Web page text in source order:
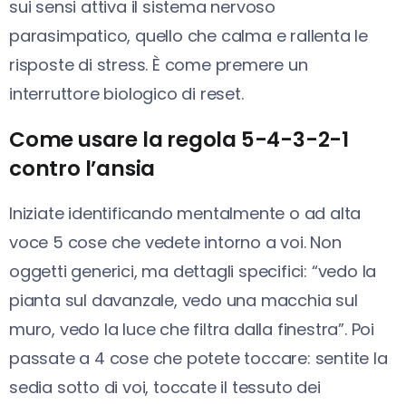
sui sensi attiva il sistema nervoso
parasimpatico, quello che calma e rallenta le
risposte di stress. È come premere un
interruttore biologico di reset.
Come usare la regola 5-4-3-2-1
contro l’ansia
Iniziate identificando mentalmente o ad alta
voce 5 cose che vedete intorno a voi. Non
oggetti generici, ma dettagli specifici: “vedo la
pianta sul davanzale, vedo una macchia sul
muro, vedo la luce che filtra dalla finestra”. Poi
passate a 4 cose che potete toccare: sentite la
sedia sotto di voi, toccate il tessuto dei